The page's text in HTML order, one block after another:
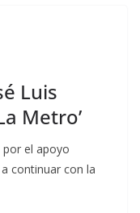
Luis
Metro’
el apoyo
continuar con la